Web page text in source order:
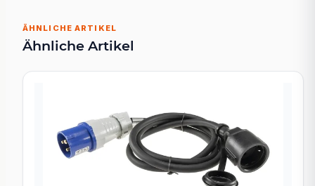
ÄHNLICHE ARTIKEL
Ähnliche Artikel